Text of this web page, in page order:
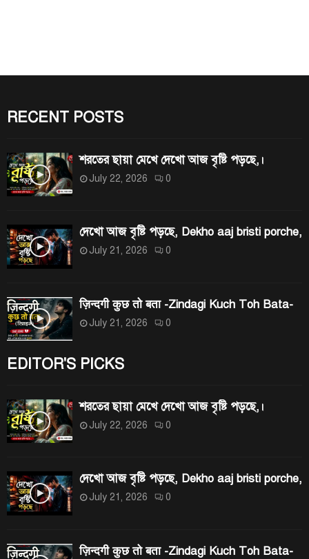
f
r
:
RECENT POSTS
শরতের ছায়া মেখে দেখো আজ বৃষ্টি পড়ছে,।
July 22, 2026 0
দেখো আজ বৃষ্টি পড়ছে, Dekho aaj bristi porche,
July 21, 2026 0
ज़िन्दगी कुछ तो बता -Zindagi Kuch Toh Bata-
July 21, 2026 0
EDITOR'S PICKS
শরতের ছায়া মেখে দেখো আজ বৃষ্টি পড়ছে,।
July 22, 2026 0
দেখো আজ বৃষ্টি পড়ছে, Dekho aaj bristi porche,
July 21, 2026 0
ज़िन्दगी कुछ तो बता -Zindagi Kuch Toh Bata-